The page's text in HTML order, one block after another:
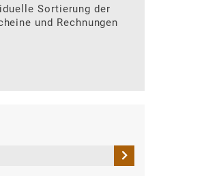
Sortierung der
und Rechnungen